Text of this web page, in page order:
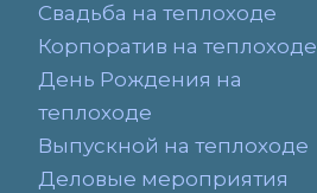
Свадьба на теплоходе
Корпоратив на теплоходе
День Рождения на
теплоходе
Выпускной на теплоходе
Деловые мероприятия